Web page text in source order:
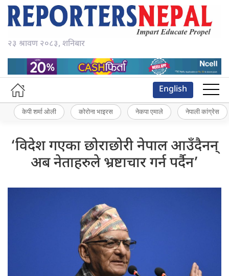
२३ श्रावण २०८३, शनिबार
English
केपी शर्मा ओली कोरोना भाइरस नेकपा एमाले नेपाली कांग्रेस
‘विदेश गएका छोराछोरी नेपाल आउँदैनन्
अब नेताहरुले भ्रष्टाचार गर्न पर्दैन’